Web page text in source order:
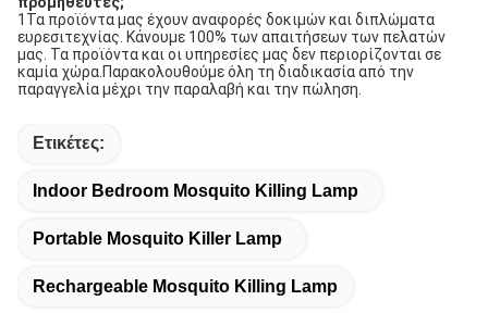
1Τα προϊόντα μας έχουν αναφορές δοκιμών και διπλώματα
ευρεσιτεχνίας. Κάνουμε 100% των απαιτήσεων των πελατών
μας. Τα προϊόντα και οι υπηρεσίες μας δεν περιορίζονται σε
καμία χώρα.Παρακολουθούμε όλη τη διαδικασία από την
παραγγελία μέχρι την παραλαβή και την πώληση.
Ετικέτες:
Indoor Bedroom Mosquito Killing Lamp
Portable Mosquito Killer Lamp
Rechargeable Mosquito Killing Lamp